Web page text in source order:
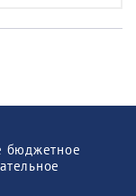
бюджетное